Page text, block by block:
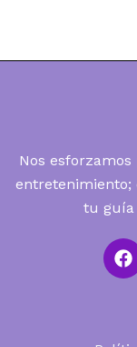
Nos
tu guía